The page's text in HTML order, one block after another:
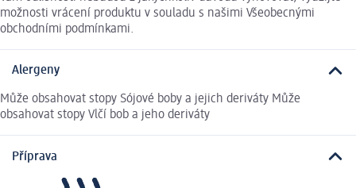
možnosti vrácení produktu v souladu s našimi Všeobecnými
obchodními podmínkami.
Alergeny
Může obsahovat stopy Sójové boby a jejich deriváty Může
obsahovat stopy Vlčí bob a jeho deriváty
Příprava